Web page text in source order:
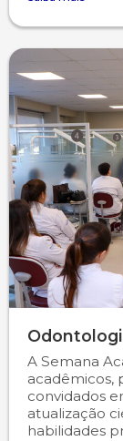
A Semana
acadêmicos,
convidados
atualização
habilidades